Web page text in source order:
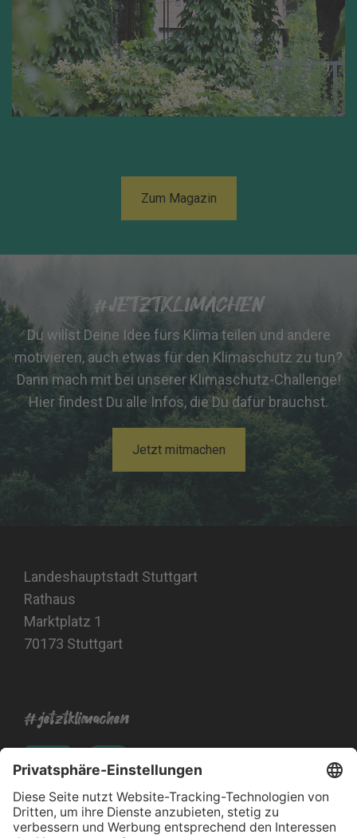
Zum Magazin
#JETZTKLIMACHEN
Du willst Deine Idee fürs Klima teilen und andere
motivieren, auch etwas für den Klimaschutz zu tun?
Dann mach mit bei unserer Klimaschutz-Challenge!
Hier findest Du alle Infos, die Du dafür brauchst.
Jetzt mitmachen
Landeshauptstadt Stuttgart
Rathaus
Marktplatz 1
70173 Stuttgart
#jetztklimachen